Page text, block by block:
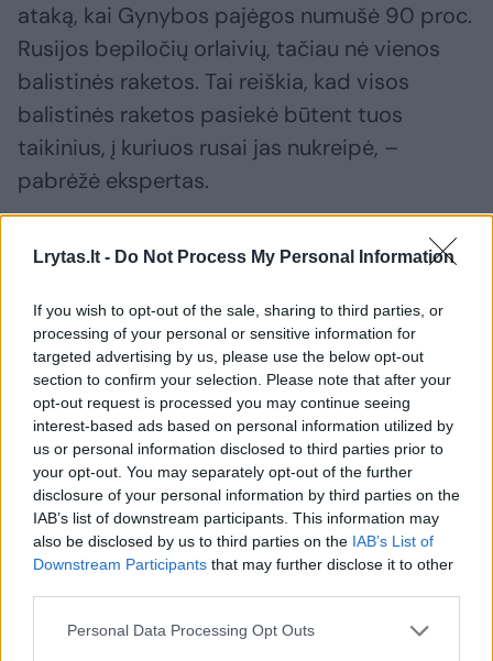
Lrytas.lt - Do Not Process My Personal Information
If you wish to opt-out of the sale, sharing to third parties, or
processing of your personal or sensitive information for
targeted advertising by us, please use the below opt-out
section to confirm your selection. Please note that after your
opt-out request is processed you may continue seeing
interest-based ads based on personal information utilized by
us or personal information disclosed to third parties prior to
your opt-out. You may separately opt-out of the further
disclosure of your personal information by third parties on the
IAB’s list of downstream participants. This information may
also be disclosed by us to third parties on the IAB’s List of
Downstream Participants that may further disclose it to other
Personal Data Processing Opt Outs
ataką, kai Gynybos pajėgos numušė 90 proc.
Rusijos bepiločių orlaivių, tačiau nė vienos
balistinės raketos. Tai reiškia, kad visos
balistinės raketos pasiekė būtent tuos
taikinius, į kuriuos rusai jas nukreipė, –
pabrėžė ekspertas.
V. Zalužno pasisakymą laiko bandymu
neteisus